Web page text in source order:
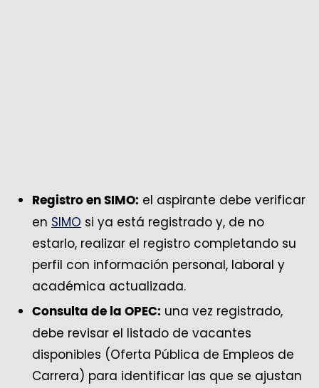
Registro en SIMO: el aspirante debe verificar
en SIMO si ya está registrado y, de no
estarlo, realizar el registro completando su
perfil con información personal, laboral y
académica actualizada.
Consulta de la OPEC: una vez registrado,
debe revisar el listado de vacantes
disponibles (Oferta Pública de Empleos de
Carrera) para identificar las que se ajustan